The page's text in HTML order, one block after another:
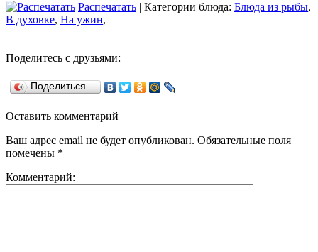
Распечатать | Категории блюда: Блюда из рыбы,
В духовке, На ужин,
Поделитесь с друзьями:
Поделиться…
Оставить комментарий
Ваш адрес email не будет опубликован. Обязательные поля
помечены *
Комментарий: